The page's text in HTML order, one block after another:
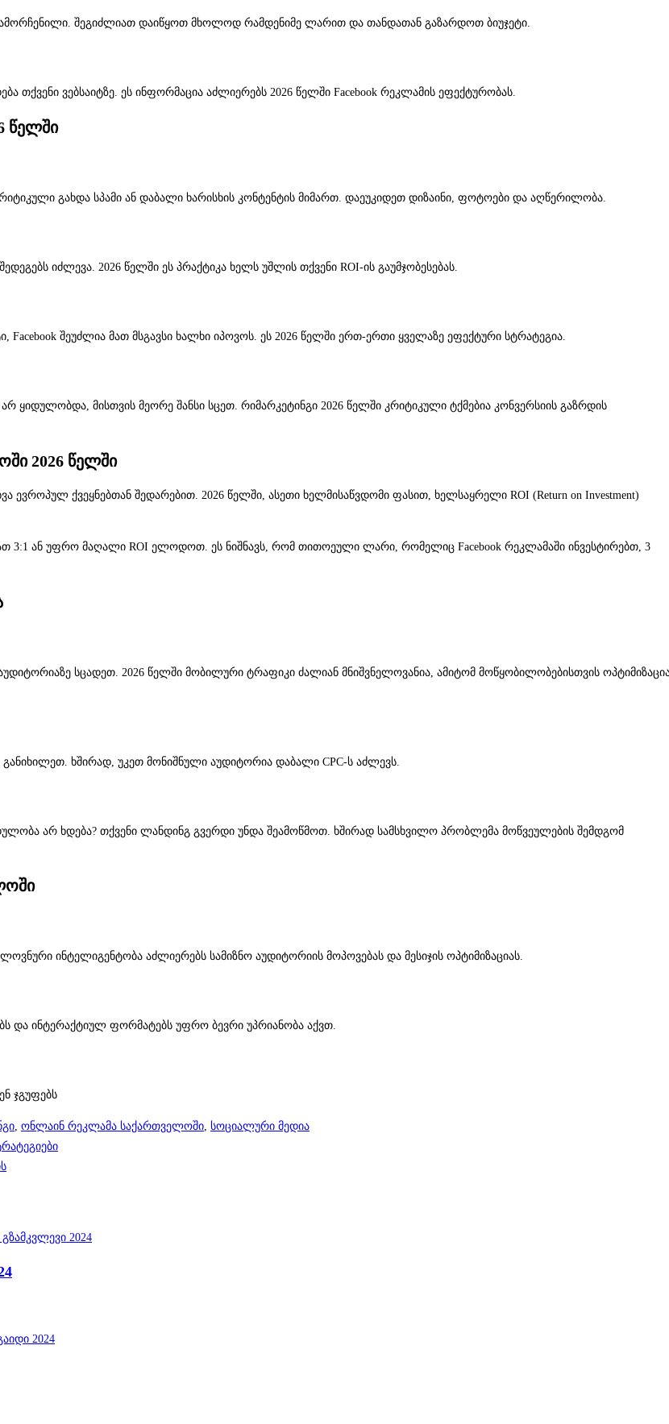
გამორჩენილი. შეგიძლიათ დაიწყოთ მხოლოდ რამდენიმე ლარით და თანდათან გაზარდოთ ბიუჯეტი.
თქვენი ვებსაიტზე. ეს ინფორმაცია აძლიერებს 2026 წელში Facebook რეკლამის ეფექტურობას.
წელში
გახდა სპამი ან დაბალი ხარისხის კონტენტის მიმართ. დაეუკიდეთ დიზაინი, ფოტოები და აღწერილობა.
იძლევა. 2026 წელში ეს პრაქტიკა ხელს უშლის თქვენი ROI-ის გაუმჯობესებას.
შეუძლია მათ მსგავსი ხალხი იპოვოს. ეს 2026 წელში ერთ-ერთი ყველაზე ეფექტური სტრატეგია.
ყიდულობდა, მისთვის მეორე შანსი სცეთ. რიმარკეტინგი 2026 წელში კრიტიკული ტქმებია კონვერსიის გაზრდის
2026 წელში
ქვეყნებთან შედარებით. 2026 წელში, ასეთი ხელმისაწვდომი ფასით, ხელსაყრელი ROI (Return on Investment)
3:1 ან უფრო მაღალი ROI ელოდოთ. ეს ნიშნავს, რომ თითოეული ლარი, რომელიც Facebook რეკლამაში ინვესტირებთ, 3
სცადეთ. 2026 წელში მობილური ტრაფიკი ძალიან მნიშვნელოვანია, ამიტომ მოწყობილობებისთვის
ხშირად, უკეთ მონიშნული აუდიტორია დაბალი CPC-ს აძლევს.
არ ხდება? თქვენი ლანდინგ გვერდი უნდა შეამოწმოთ. ხშირად სამსხვილო პრობლემა მოწვეულების შემდგომ
ინტელიგენტობა აძლიერებს სამიზნო აუდიტორიის მოპოვებას და მესიჯის ოპტიმიზაციას.
და ინტერაქტიულ ფორმატებს უფრო ბევრი უპრიანობა აქვთ.
ჯგუფებს
, ონლაინ რეკლამა საქართველოში, სოციალური მედია